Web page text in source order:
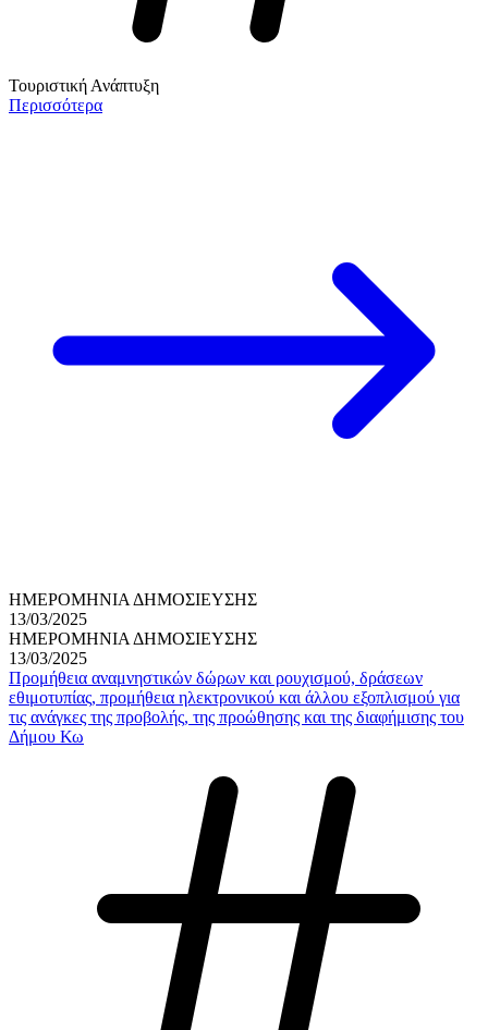
Τουριστική Ανάπτυξη
Περισσότερα
ΗΜΕΡΟΜΗΝΙΑ ΔΗΜΟΣΙΕΥΣΗΣ
13/03/2025
ΗΜΕΡΟΜΗΝΙΑ ΔΗΜΟΣΙΕΥΣΗΣ
13/03/2025
Προμήθεια αναμνηστικών δώρων και ρουχισμού, δράσεων
εθιμοτυπίας, προμήθεια ηλεκτρονικού και άλλου εξοπλισμού για
τις ανάγκες της προβολής, της προώθησης και της διαφήμισης του
Δήμου Κω